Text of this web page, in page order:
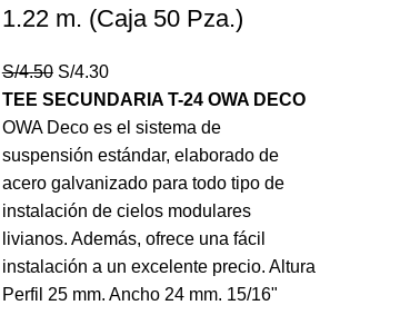
1.22 m. (Caja 50 Pza.)
S/4.50 El
precio
original
era:
S/4.50.
S/4.30El
precio
actual
es:
S/4.30.
TEE SECUNDARIA T-24 OWA DECO
OWA Deco es el sistema de
suspensión estándar, elaborado de
acero galvanizado para todo tipo de
instalación de cielos modulares
livianos. Además, ofrece una fácil
instalación a un excelente precio. Altura
Perfil 25 mm. Ancho 24 mm. 15/16"